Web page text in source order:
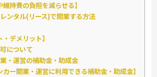
維持費の負担を減らせる】
ンタル(リース)で開業する方法
・デメリット】
について
・運営の補助金・助成金
カー開業・運営に利用できる補助金・助成金】